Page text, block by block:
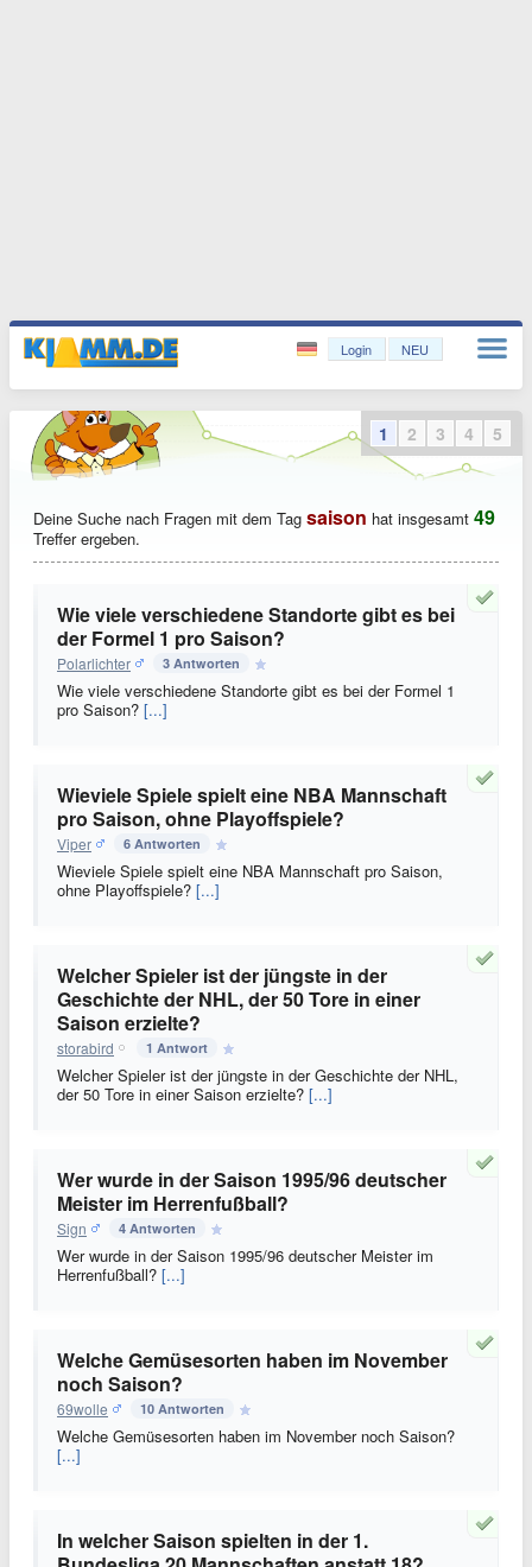
Login NEU
Deine Suche nach Fragen mit dem Tag saison hat insgesamt 49
Treffer ergeben.
Wie viele verschiedene Standorte gibt es bei
der Formel 1 pro Saison?
Polarlichter 3 Antworten
Wie viele verschiedene Standorte gibt es bei der Formel 1
pro Saison? [...]
Wieviele Spiele spielt eine NBA Mannschaft
pro Saison, ohne Playoffspiele?
Viper 6 Antworten
Wieviele Spiele spielt eine NBA Mannschaft pro Saison,
ohne Playoffspiele? [...]
Welcher Spieler ist der jüngste in der
Geschichte der NHL, der 50 Tore in einer
Saison erzielte?
storabird 1 Antwort
Welcher Spieler ist der jüngste in der Geschichte der NHL,
der 50 Tore in einer Saison erzielte? [...]
Wer wurde in der Saison 1995/96 deutscher
Meister im Herrenfußball?
Sign 4 Antworten
Wer wurde in der Saison 1995/96 deutscher Meister im
Herrenfußball? [...]
Welche Gemüsesorten haben im November
noch Saison?
69wolle 10 Antworten
Welche Gemüsesorten haben im November noch Saison?
[...]
In welcher Saison spielten in der 1.
1 2 3 4 5